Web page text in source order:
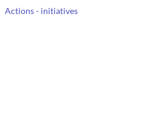
Actions - initiatives